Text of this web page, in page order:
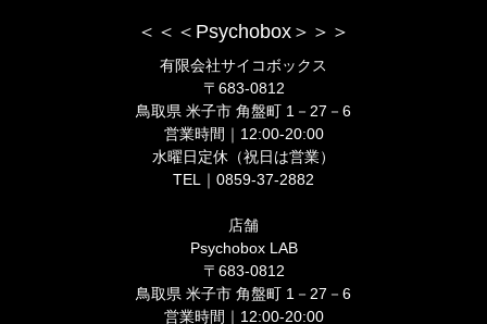
＜＜＜Psychobox＞＞＞
有限会社サイコボックス
〒683-0812
鳥取県 米子市 角盤町 1－27－6
営業時間｜12:00-20:00
水曜日定休（祝日は営業）
TEL｜0859-37-2882
店舗
Psychobox LAB
〒683-0812
鳥取県 米子市 角盤町 1－27－6
営業時間｜12:00-20:00